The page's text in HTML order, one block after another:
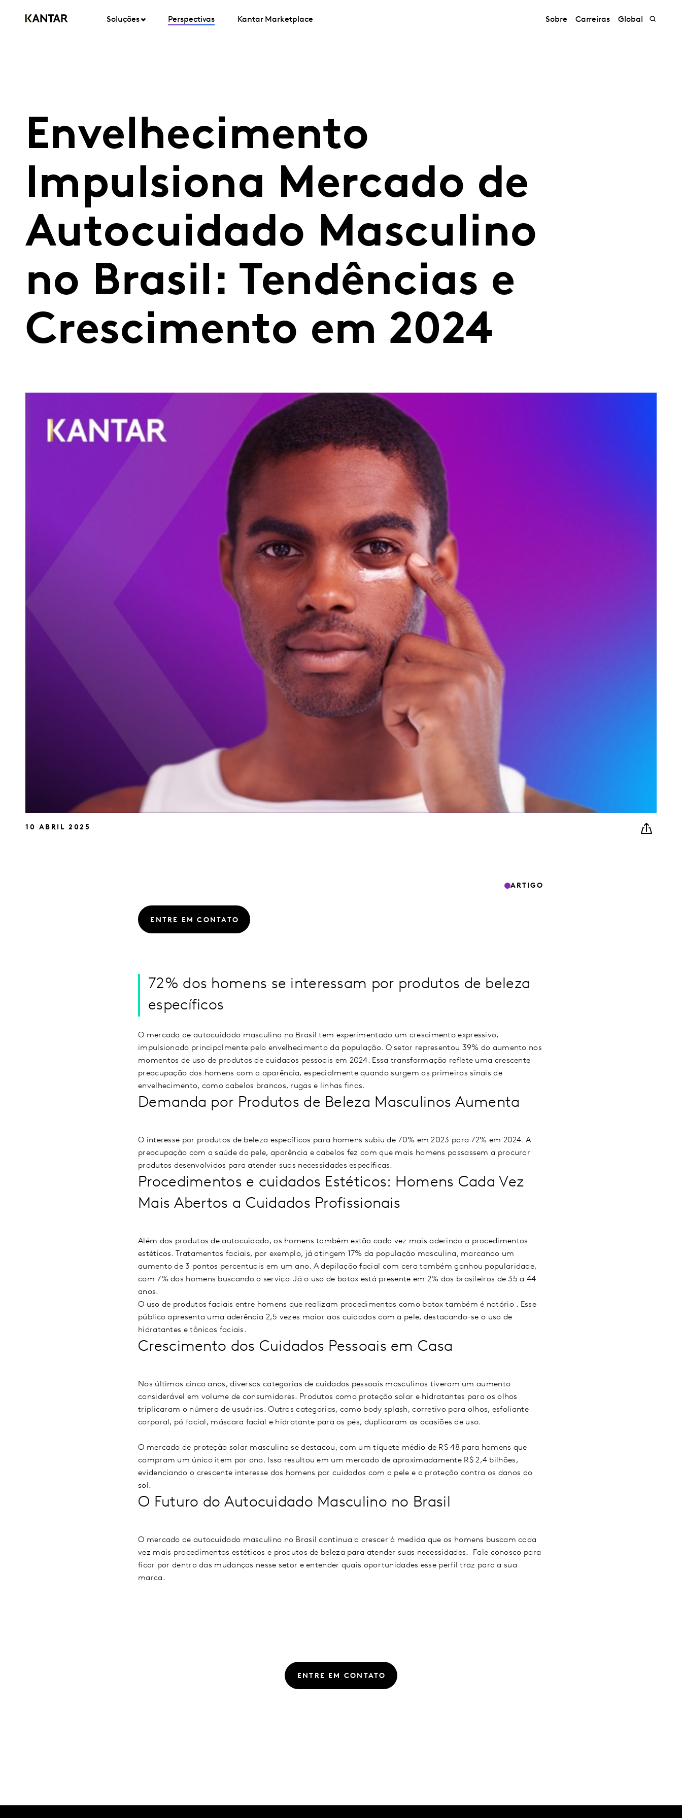
Soluções Perspectivas Kantar Marketplace Sobre Carreiras Global
Envelhecimento
Impulsiona Mercado de
Autocuidado Masculino
no Brasil: Tendências e
Crescimento em 2024
10 ABRIL 2025
ARTIGO
ENTRE EM CONTATO
72% dos homens se interessam por produtos de beleza
específicos
O mercado de autocuidado masculino no Brasil tem experimentado um crescimento expressivo,
impulsionado principalmente pelo envelhecimento da população. O setor representou 39% do aumento nos
momentos de uso de produtos de cuidados pessoais em 2024. Essa transformação reflete uma crescente
preocupação dos homens com a aparência, especialmente quando surgem os primeiros sinais de
envelhecimento, como cabelos brancos, rugas e linhas finas.
Demanda por Produtos de Beleza Masculinos Aumenta
O interesse por produtos de beleza específicos para homens subiu de 70% em 2023 para 72% em 2024. A
preocupação com a saúde da pele, aparência e cabelos fez com que mais homens passassem a procurar
produtos desenvolvidos para atender suas necessidades específicas.
Procedimentos e cuidados Estéticos: Homens Cada Vez
Mais Abertos a Cuidados Profissionais
Além dos produtos de autocuidado, os homens também estão cada vez mais aderindo a procedimentos
estéticos. Tratamentos faciais, por exemplo, já atingem 17% da população masculina, marcando um
aumento de 3 pontos percentuais em um ano. A depilação facial com cera também ganhou popularidade,
com 7% dos homens buscando o serviço. Já o uso de botox está presente em 2% dos brasileiros de 35 a 44
anos.
O uso de produtos faciais entre homens que realizam procedimentos como botox também é notório . Esse
público apresenta uma aderência 2,5 vezes maior aos cuidados com a pele, destacando-se o uso de
hidratantes e tônicos faciais.
Crescimento dos Cuidados Pessoais em Casa
Nos últimos cinco anos, diversas categorias de cuidados pessoais masculinos tiveram um aumento
considerável em volume de consumidores. Produtos como proteção solar e hidratantes para os olhos
triplicaram o número de usuários. Outras categorias, como body splash, corretivo para olhos, esfoliante
corporal, pó facial, máscara facial e hidratante para os pés, duplicaram as ocasiões de uso.
O mercado de proteção solar masculino se destacou, com um tíquete médio de R$ 48 para homens que
compram um único item por ano. Isso resultou em um mercado de aproximadamente R$ 2,4 bilhões,
evidenciando o crescente interesse dos homens por cuidados com a pele e a proteção contra os danos do
sol.
O Futuro do Autocuidado Masculino no Brasil
O mercado de autocuidado masculino no Brasil continua a crescer à medida que os homens buscam cada
vez mais procedimentos estéticos e produtos de beleza para atender suas necessidades. Fale conosco para
ficar por dentro das mudanças nesse setor e entender quais oportunidades esse perfil traz para a sua
marca.
ENTRE EM CONTATO